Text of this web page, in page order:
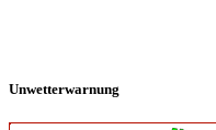
Unwetterwarnung